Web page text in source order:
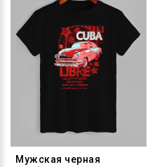
Мужская черная